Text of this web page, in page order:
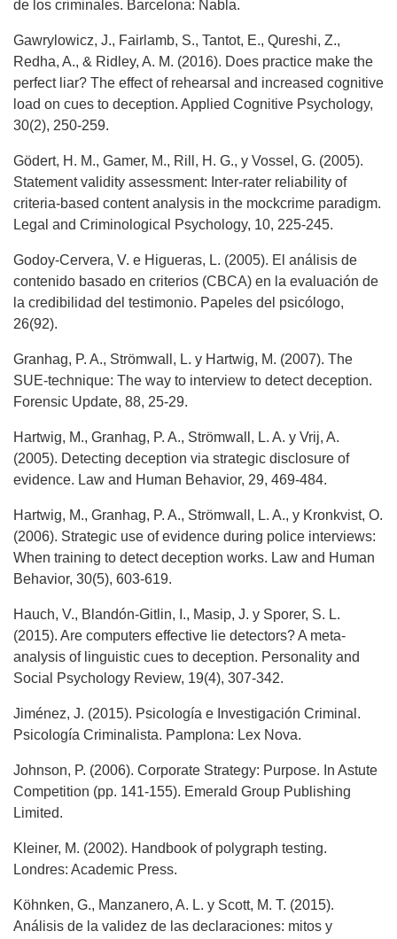
de los criminales. Barcelona: Nabla.
Gawrylowicz, J., Fairlamb, S., Tantot, E., Qureshi, Z.,
Redha, A., & Ridley, A. M. (2016). Does practice make the
perfect liar? The effect of rehearsal and increased cognitive
load on cues to deception. Applied Cognitive Psychology,
30(2), 250-259.
Gödert, H. M., Gamer, M., Rill, H. G., y Vossel, G. (2005).
Statement validity assessment: Inter-rater reliability of
criteria-based content analysis in the mockcrime paradigm.
Legal and Criminological Psychology, 10, 225-245.
Godoy-Cervera, V. e Higueras, L. (2005). El análisis de
contenido basado en criterios (CBCA) en la evaluación de
la credibilidad del testimonio. Papeles del psicólogo,
26(92).
Granhag, P. A., Strömwall, L. y Hartwig, M. (2007). The
SUE-technique: The way to interview to detect deception.
Forensic Update, 88, 25-29.
Hartwig, M., Granhag, P. A., Strömwall, L. A. y Vrij, A.
(2005). Detecting deception via strategic disclosure of
evidence. Law and Human Behavior, 29, 469-484.
Hartwig, M., Granhag, P. A., Strömwall, L. A., y Kronkvist, O.
(2006). Strategic use of evidence during police interviews:
When training to detect deception works. Law and Human
Behavior, 30(5), 603-619.
Hauch, V., Blandón-Gitlin, I., Masip, J. y Sporer, S. L.
(2015). Are computers effective lie detectors? A meta-
analysis of linguistic cues to deception. Personality and
Social Psychology Review, 19(4), 307-342.
Jiménez, J. (2015). Psicología e Investigación Criminal.
Psicología Criminalista. Pamplona: Lex Nova.
Johnson, P. (2006). Corporate Strategy: Purpose. In Astute
Competition (pp. 141-155). Emerald Group Publishing
Limited.
Kleiner, M. (2002). Handbook of polygraph testing.
Londres: Academic Press.
Köhnken, G., Manzanero, A. L. y Scott, M. T. (2015).
Análisis de la validez de las declaraciones: mitos y